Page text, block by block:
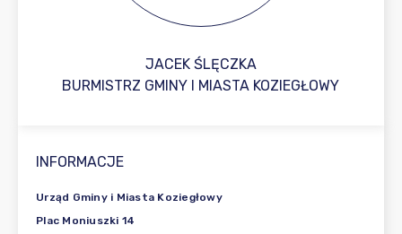
JACEK ŚLĘCZKA
BURMISTRZ GMINY I MIASTA KOZIEGŁOWY
INFORMACJE
Urząd Gminy i Miasta Koziegłowy
Plac Moniuszki 14